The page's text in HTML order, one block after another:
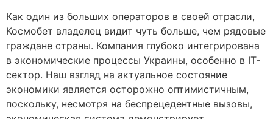
Как один из больших операторов в своей отрасли,
Космобет владелец видит чуть больше, чем рядовые
граждане страны. Компания глубоко интегрирована
в экономические процессы Украины, особенно в IT-
сектор. Наш взгляд на актуальное состояние
экономики является осторожно оптимистичным,
поскольку, несмотря на беспрецедентные вызовы,